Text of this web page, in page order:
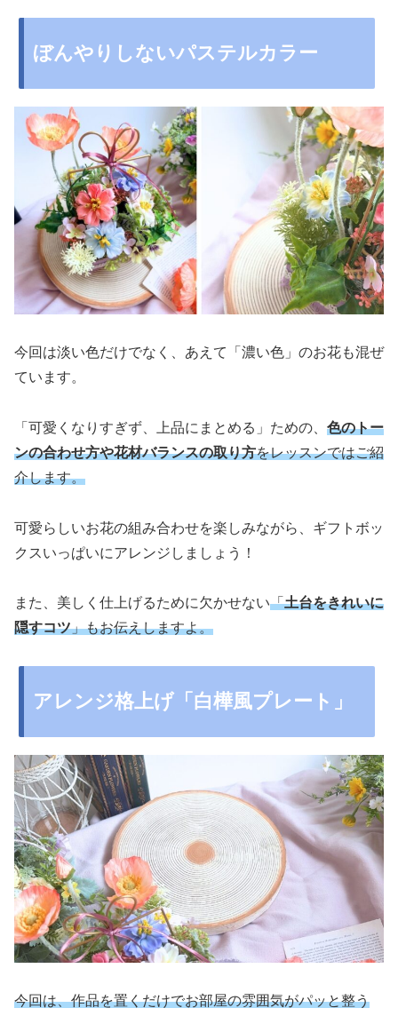
ぼんやりしないパステルカラー
今回は淡い色だけでなく、あえて「濃い色」のお花も混ぜ
ています。
「可愛くなりすぎず、上品にまとめる」ための、 色のトー
ンの合わせ方や花材バランスの取り方をレッスンではご紹
介します。
可愛らしいお花の組み合わせを楽しみながら、ギフトボッ
クスいっぱいにアレンジしましょう！
また、美しく仕上げるために欠かせない「土台をきれいに
隠すコツ」もお伝えしますよ。
アレンジ格上げ「白樺風プレート」
今回は、作品を置くだけでお部屋の雰囲気がパッと整う